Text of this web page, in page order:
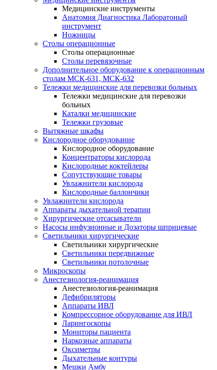
Медицинские инструменты
Анатомия Диагностика Лаборатоный
инструмент
Ножницы
Столы операционные
Столы операционные
Столы перевязочные
Дополнительное оборудование к операционным
столам МСК-631, МСК-632
Тележки медицинские для перевозки больных
Тележки медицинские для перевозки
больных
Каталки медицинские
Тележки грузовые
Вытяжные шкафы
Кислородное оборудование
Кислородное оборудование
Концентраторы кислорода
Кислородные коктейлеры
Сопутствующие товары
Увлажнители кислорода
Кислородные баллончики
Увлажнители кислорода
Аппараты дыхательной терапии
Хирургические отсасыватели
Насосы инфузионные и Дозаторы шприцевые
Светильники хирургические
Светильники хирургические
Светильники передвижные
Светильники потолочные
Микроскопы
Анестезиология-реанимация
Анестезиология-реанимация
Дефибриляторы
Аппараты ИВЛ
Компрессорное оборудование для ИВЛ
Ларингоскопы
Мониторы пациента
Наркозные аппараты
Оксиметры
Дыхательные контуры
Мешки Амбу